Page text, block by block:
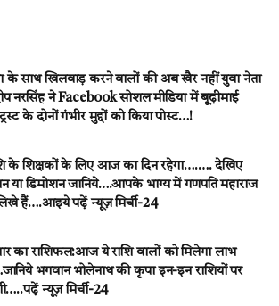
के साथ खिलवाड़ करने वालों की अब खैर नहीं युवा नेता
नरसिंह ने Facebook सोशल मीडिया में बूढ़ीमाई
के दोनों गंभीर मुद्दों को किया पोस्ट…!
के शिक्षकों के लिए आज का दिन रहेगा….…. देखिए
या डिमोशन जानिये….आपके भाग्य में गणपति महाराज
हैं….आइये पढ़ें न्यूज़ मिर्ची-24
का राशिफल:आज ये राशि वालों को मिलेगा लाभ
भगवान भोलेनाथ की कृपा इन-इन राशियों पर
न्यूज़ मिर्ची-24